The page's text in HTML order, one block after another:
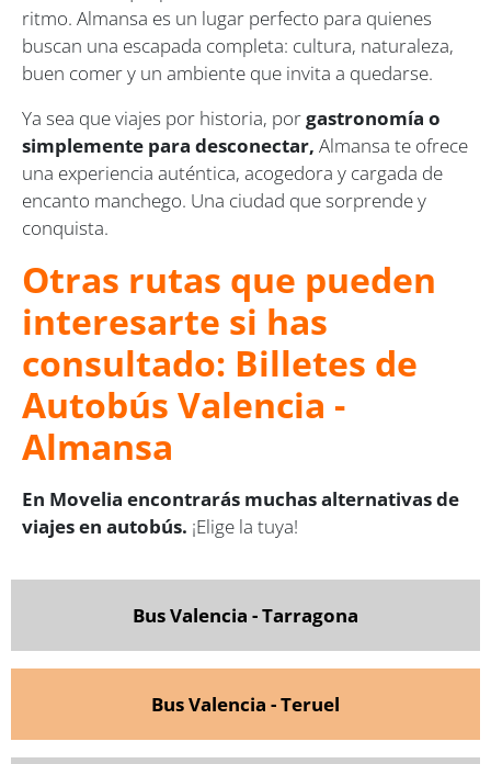
ritmo. Almansa es un lugar perfecto para quienes
buscan una escapada completa: cultura, naturaleza,
buen comer y un ambiente que invita a quedarse.
Ya sea que viajes por historia, porgastronomía o
simplemente para desconectar, Almansa te ofrece
una experiencia auténtica, acogedora y cargada de
encanto manchego. Una ciudad que sorprende y
conquista.
Otras rutas que pueden
interesarte si has
consultado: Billetes de
Autobús Valencia -
Almansa
En Movelia encontrarás muchas alternativas de
viajes en autobús. ¡Elige la tuya!
Bus Valencia - Tarragona
Bus Valencia - Teruel